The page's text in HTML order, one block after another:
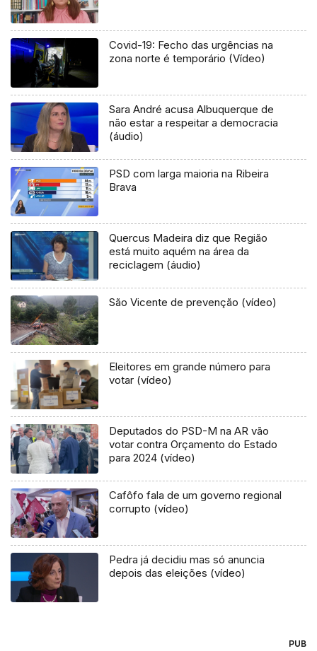
Covid-19: Fecho das urgências na
zona norte é temporário (Vídeo)
Sara André acusa Albuquerque de
não estar a respeitar a democracia
(áudio)
PSD com larga maioria na Ribeira
Brava
Quercus Madeira diz que Região
está muito aquém na área da
reciclagem (áudio)
São Vicente de prevenção (vídeo)
Eleitores em grande número para
votar (vídeo)
Deputados do PSD-M na AR vão
votar contra Orçamento do Estado
para 2024 (vídeo)
Cafôfo fala de um governo regional
corrupto (vídeo)
Pedra já decidiu mas só anuncia
depois das eleições (vídeo)
PUB